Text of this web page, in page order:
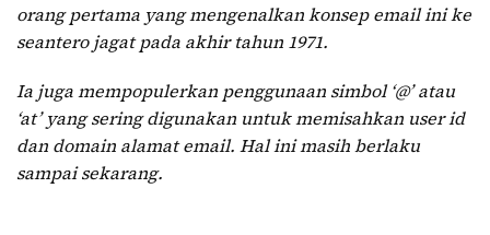
orang pertama yang mengenalkan konsep email ini ke
seantero jagat pada akhir tahun 1971.
Ia juga mempopulerkan penggunaan simbol ‘@’ atau
‘at’ yang sering digunakan untuk memisahkan user id
dan domain alamat email. Hal ini masih berlaku
sampai sekarang.